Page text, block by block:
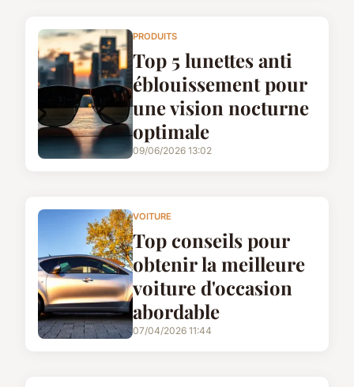
PRODUITS
Top 5 lunettes anti
éblouissement pour
une vision nocturne
optimale
09/06/2026 13:02
VOITURE
Top conseils pour
obtenir la meilleure
voiture d'occasion
abordable
07/04/2026 11:44